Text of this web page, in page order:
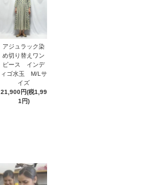
アジュラック染
め切り替えワン
ピース インデ
ィゴ水玉 M/Lサ
イズ
21,900円(税1,99
1円)